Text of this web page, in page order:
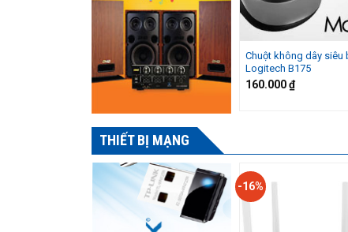
Chuột không dây siêu
Logitech B175
160.000₫
THIẾT BỊ MẠNG
-16%